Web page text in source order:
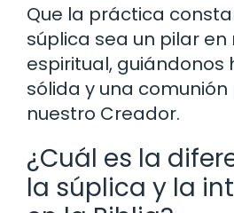
Que la práctica
súplica sea un pilar
espiritual, guiándonos
sólida y una
nuestro Creador.
¿Cuál es la
la súplica y la